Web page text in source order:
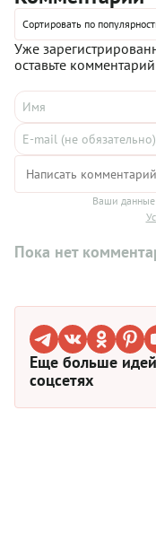
совершенно не
очень довольны.
шпинат, просто не
хороши и без него.
Сортировать по
Уже
оставьте
Ваши
Пока нет
Еще больше
соцсетях